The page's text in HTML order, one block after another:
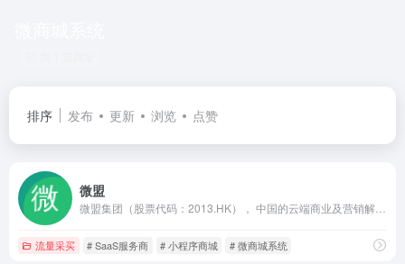
排序 发布 更新 浏览 点赞
微盟
流量采买 # SaaS服务商 # 小程序商城 # 微商城系统